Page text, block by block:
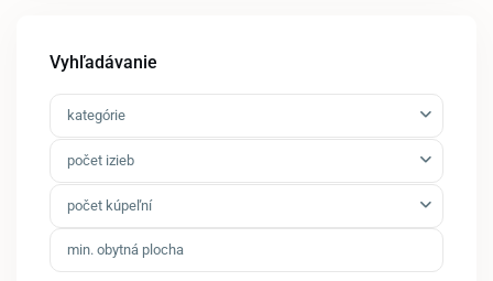
Vyhľadávanie
kategórie
počet izieb
počet kúpeľní